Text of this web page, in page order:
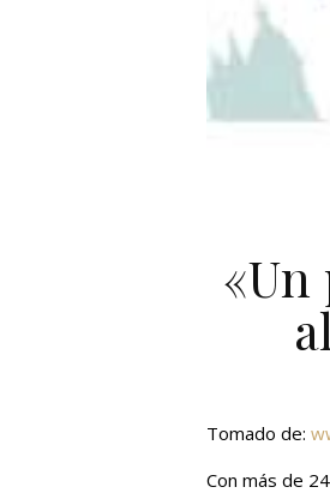
Tomado de:
Con más de